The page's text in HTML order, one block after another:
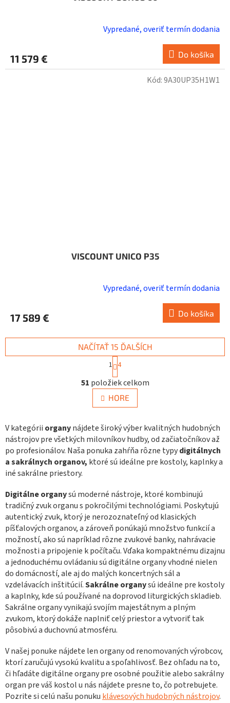
Vypredané, overiť termín dodania
11 579 € Do košíka
VISCOUNT UNICO P35
Vypredané, overiť termín dodania
17 589 € Do košíka
Kód:9A30UP35H1W1
O
v
l
á
a
c
i
e
p
k
y
v
ý
p
i
s
u
NAČÍTAŤ 15 ĎALŠÍCH
S
t
r
á
n
k
a
n
i
e
1 4
51 položiek celkom
HORE
V kategórii organynájdete široký výber kvalitných hudobných
nástrojov pre všetkých milovníkov hudby, od začiatočníkov až
po profesionálov. Naša ponuka zahŕňa rôzne typydigitálnych
a sakrálnych organov, ktoré sú ideálne pre kostoly, kaplnky a
iné sakrálne priestory.
Digitálne organysú moderné nástroje, ktoré kombinujú
tradičný zvuk organu s pokročilými technológiami. Poskytujú
autentický zvuk, ktorý je nerozoznateľný od klasických
píšťalových organov, a zároveň ponúkajú množstvo funkcií a
možností, ako sú napríklad rôzne zvukové banky, nahrávacie
možnosti a pripojenie k počítaču. Vďaka kompaktnému dizajnu
a jednoduchému ovládaniu sú digitálne organy vhodné nielen
do domácností, ale aj do malých koncertných sál a
vzdelávacích inštitúcií.Sakrálne organysú ideálne pre kostoly
a kaplnky, kde sú používané na doprovod liturgických skladieb.
Sakrálne organy vynikajú svojím majestátnym a plným
zvukom, ktorý dokáže naplniť celý priestor a vytvoriť tak
pôsobivú a duchovnú atmosféru.
V našej ponuke nájdete len organy od renomovaných výrobcov,
ktorí zaručujú vysokú kvalitu a spoľahlivosť. Bez ohľadu na to,
či hľadáte digitálne organy pre osobné použitie alebo sakrálny
organ pre váš kostol u nás nájdete presne to, čo potrebujete.
Pozrite si celú našu ponuku klávesových hudobných nástrojov.